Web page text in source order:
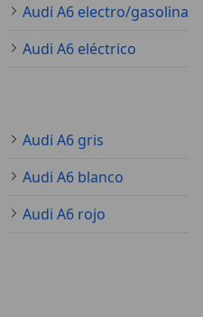
Audi A6 electro/gasolina
Audi A6 eléctrico
Audi A6 gris
Audi A6 blanco
Audi A6 rojo